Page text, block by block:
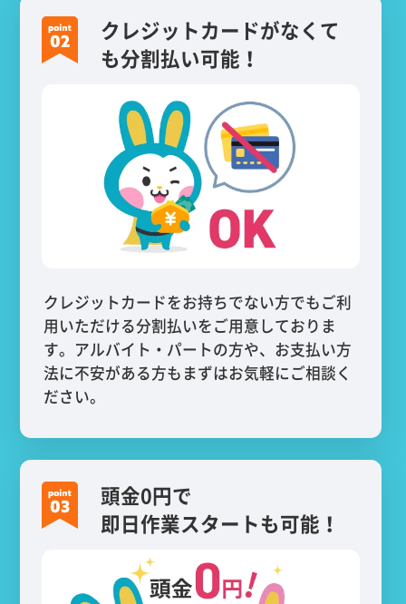
クレジットカードがなくて
も分割払い可能！
クレジットカードをお持ちでない方でもご利
用いただける分割払いをご用意しておりま
す。アルバイト・パートの方や、お支払い方
法に不安がある方もまずはお気軽にご相談く
ださい。
頭金0円で
即日作業スタートも可能！